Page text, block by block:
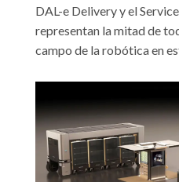
DAL-e Delivery y el
representan la mitad de
campo de la robótica en